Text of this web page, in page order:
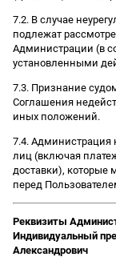
7.2. В случае
подлежат
Администрации (в
установленными
7.3. Признание
Соглашения
иных положений.
7.4. Администрация
лиц (включая
доставки), которые
перед
Реквизиты
Индивидуальный
Александрович